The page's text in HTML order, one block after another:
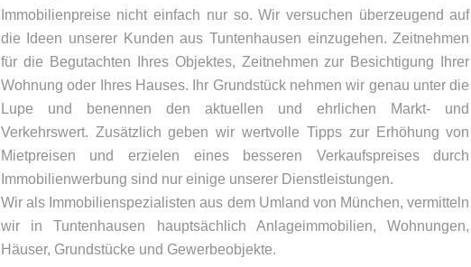
Immobilienpreise nicht einfach nur so. Wir versuchen überzeugend auf
die Ideen unserer Kunden aus Tuntenhausen einzugehen. Zeitnehmen
für die Begutachten Ihres Objektes, Zeitnehmen zur Besichtigung Ihrer
Wohnung oder Ihres Hauses. Ihr Grundstück nehmen wir genau unter die
Lupe und benennen den aktuellen und ehrlichen Markt- und
Verkehrswert. Zusätzlich geben wir wertvolle Tipps zur Erhöhung von
Mietpreisen und erzielen eines besseren Verkaufspreises durch
Immobilienwerbung sind nur einige unserer Dienstleistungen.
Wir als Immobilienspezialisten aus dem Umland von München, vermitteln
wir in Tuntenhausen hauptsächlich Anlageimmobilien, Wohnungen,
Häuser, Grundstücke und Gewerbeobjekte.